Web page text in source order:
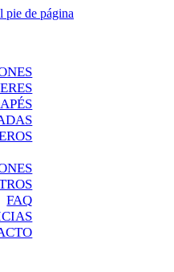
pie de página
FAQ